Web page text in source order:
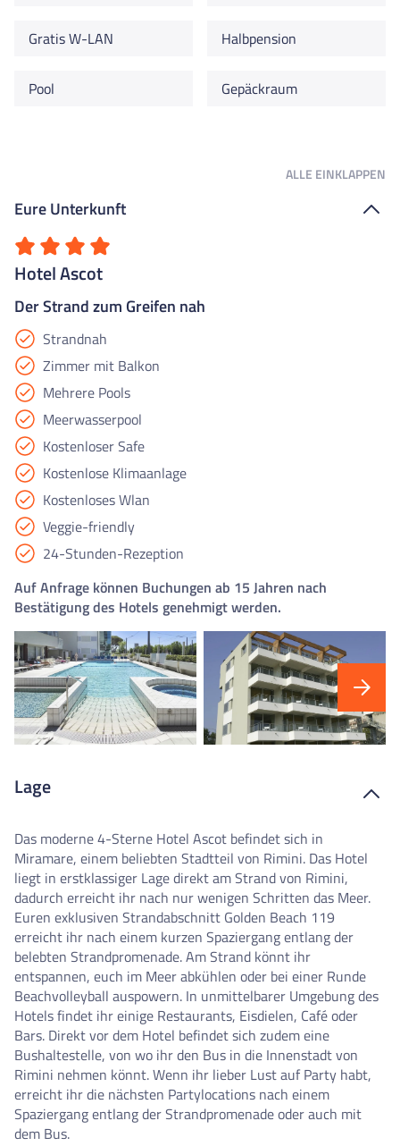
Gratis W-LAN Halbpension
Pool Gepäckraum
ALLE EINKLAPPEN
Eure Unterkunft
Hotel Ascot
Der Strand zum Greifen nah
Strandnah
Zimmer mit Balkon
Mehrere Pools
Meerwasserpool
Kostenloser Safe
Kostenlose Klimaanlage
Kostenloses Wlan
Veggie-friendly
24-Stunden-Rezeption
Auf Anfrage können Buchungen ab 15 Jahren nach
Bestätigung des Hotels genehmigt werden.
Lage
Das moderne 4-Sterne Hotel Ascot befindet sich in
Miramare, einem beliebten Stadtteil von Rimini. Das Hotel
liegt in erstklassiger Lage direkt am Strand von Rimini,
dadurch erreicht ihr nach nur wenigen Schritten das Meer.
Euren exklusiven Strandabschnitt Golden Beach 119
erreicht ihr nach einem kurzen Spaziergang entlang der
belebten Strandpromenade. Am Strand könnt ihr
entspannen, euch im Meer abkühlen oder bei einer Runde
Beachvolleyball auspowern. In unmittelbarer Umgebung des
Hotels findet ihr einige Restaurants, Eisdielen, Café oder
Bars. Direkt vor dem Hotel befindet sich zudem eine
Bushaltestelle, von wo ihr den Bus in die Innenstadt von
Rimini nehmen könnt. Wenn ihr lieber Lust auf Party habt,
erreicht ihr die nächsten Partylocations nach einem
Spaziergang entlang der Strandpromenade oder auch mit
dem Bus.